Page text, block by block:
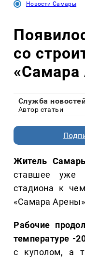
Новости Самары
со
«Самара
Служба
Автор статьи
Житель
ставшее уже
стадиона к
«Самара
Рабочие
температуре -
с куполом, а